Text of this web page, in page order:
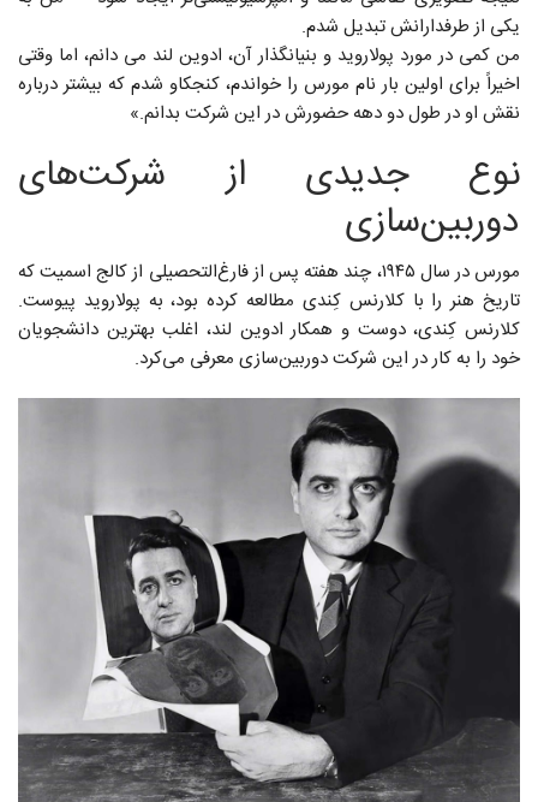
یکی از طرفدارانش تبدیل شدم.
من کمی در مورد پولاروید و بنیانگذار آن، ادوین لند می دانم، اما وقتی
اخیراً برای اولین بار نام مورس را خواندم، کنجکاو شدم که بیشتر درباره
نقش او در طول دو دهه حضورش در این شرکت بدانم.»
نوع جدیدی از شرکت‌های
دوربین‌سازی
مورس در سال ۱۹۴۵، چند هفته پس از فارغ‌التحصیلی از کالج اسمیت که
تاریخ هنر را با کلارنس کِندی‌ مطالعه کرده بود، به پولاروید پیوست.
کلارنس کِندی، دوست و همکار ادوین لند، اغلب بهترین دانشجویان
خود را به کار در این شرکت دوربین‌سازی معرفی می‌کرد.